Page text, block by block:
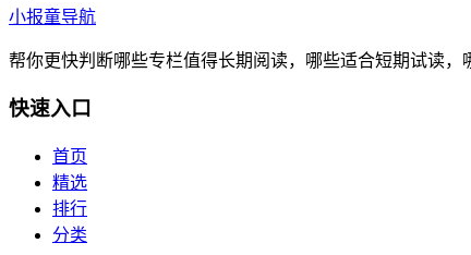
小报童导航
帮你更快判断哪些专栏值得长期阅读，哪些适合短期试读，
快速入口
首页
精选
排行
分类